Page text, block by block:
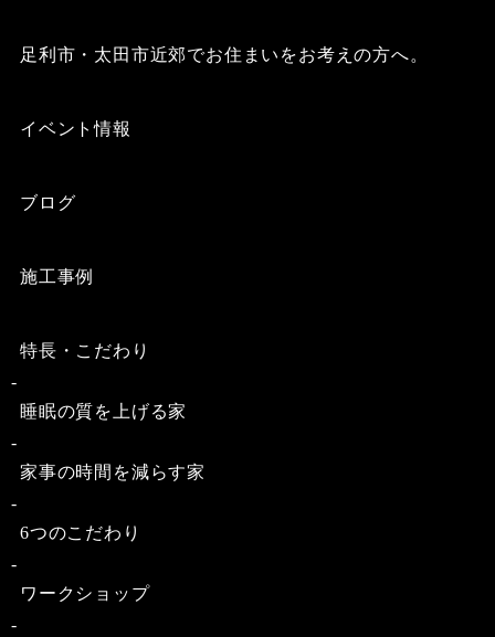
足利市・太田市近郊でお住まいをお考えの方へ。
イベント情報
ブログ
施工事例
特長・こだわり
睡眠の質を上げる家
家事の時間を減らす家
6つのこだわり
ワークショップ